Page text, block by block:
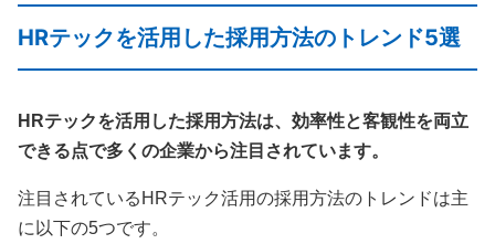
HRテックを活用した採用方法のトレンド5選
HRテックを活用した採用方法は、効率性と客観性を両立
できる点で多くの企業から注目されています。
注目されているHRテック活用の採用方法のトレンドは主
に以下の5つです。